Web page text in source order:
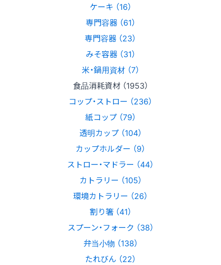
ケーキ （16）
専門容器 （61）
専門容器 （23）
みそ容器 （31）
米・鍋用資材 （7）
食品消耗資材 （1953）
コップ・ストロー （236）
紙コップ （79）
透明カップ （104）
カップホルダー （9）
ストロー・マドラー （44）
カトラリー （105）
環境カトラリー （26）
割り箸 （41）
スプーン・フォーク （38）
弁当小物 （138）
たれびん （22）